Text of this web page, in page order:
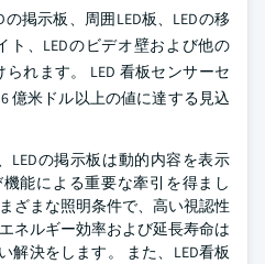
掲示板、周囲LED板、LEDの移
ト、LEDのビデオ壁および他の
れます。 LED 看板センサーセ
億米ドル以上の値に達する見込
LEDの掲示板は動的内容を表示
能による重要な牽引を得まし
ざまな照明条件で、高い視認性
ネルギー効率および延長寿命は
解決をします。 また、LED看板